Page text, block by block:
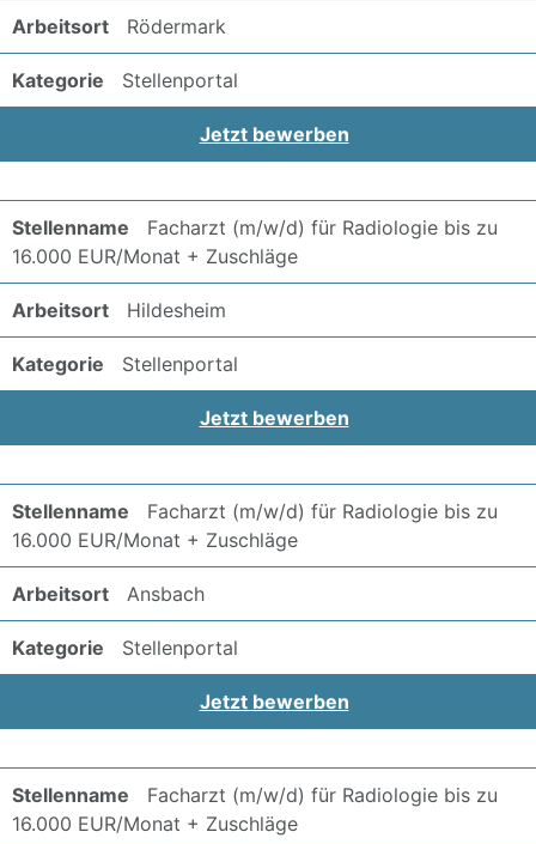
Rödermark
Stellenportal
Jetzt bewerben
Facharzt (m/w/d) für Radiologie bis zu
16.000 EUR/Monat + Zuschläge
Hildesheim
Stellenportal
Jetzt bewerben
Facharzt (m/w/d) für Radiologie bis zu
16.000 EUR/Monat + Zuschläge
Ansbach
Stellenportal
Jetzt bewerben
Facharzt (m/w/d) für Radiologie bis zu
16.000 EUR/Monat + Zuschläge